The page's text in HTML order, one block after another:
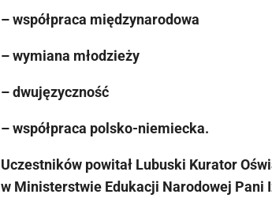
– współpraca międzynarodowa
– wymiana młodzieży
– dwujęzyczność
– współpraca polsko-niemiecka.
Uczestników powitał Lubuski Kurator
w Ministerstwie Edukacji Narodowej Pani